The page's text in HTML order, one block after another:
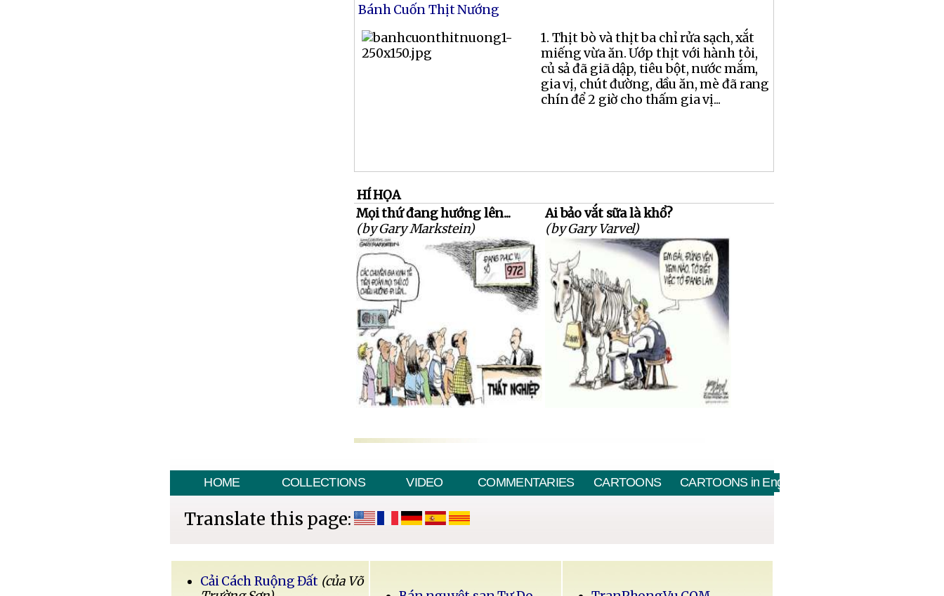
Bánh Cuốn Thịt Nướng
1. Thịt bò và thịt ba chỉ rửa sạch, xắt
miếng vừa ăn. Ướp thịt với hành tỏi,
củ sả đã giã dập, tiêu bột, nước mắm,
gia vị, chút đường, dầu ăn, mè đã rang
chín để 2 giờ cho thấm gia vị...
HÍ HỌA
Mọi thứ đang hướng lên...
(by Gary Markstein)
Ai bảo vắt sữa là khổ?
(by Gary Varvel)
HOME COLLECTIONS VIDEO COMMENTARIES CARTOONS CARTOONS in English
Translate this page:
Cải Cách Ruộng Đất (của Võ